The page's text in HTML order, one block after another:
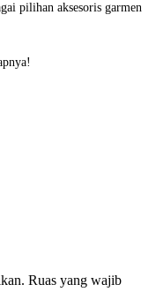
pilihan aksesoris garmen
Ruas yang wajib